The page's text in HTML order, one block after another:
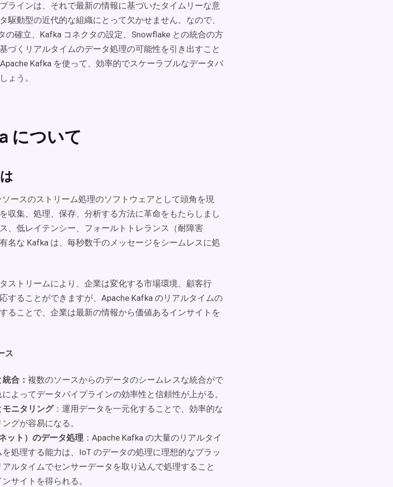
ラインは、それで最新の情報に基づいたタイムリーな意
駆動型の近代的な組織にとって欠かせません。なので、
の確立、Kafka コネクタの設定、Snowflake との統合の方
づくリアルタイムのデータ処理の可能性を引き出すこと
Kafka を使って、効率的でスケーラブルなデータパ
ょう。
について
ースのストリーム処理のソフトウェアとして頭角を現
収集、処理、保存、分析する方法に革命をもたらしまし
、低レイテンシー、フォールトトレランス（耐障害
名な Kafka は、毎秒数千のメッセージをシームレスに処
ストリームにより、企業は変化する市場環境、顧客行
することができますが、Apache Kafka のリアルタイムの
ることで、企業は最新の情報から価値あるインサイトを
ス
合： 複数のソースからのデータのシームレスな統合がで
よってデータパイプラインの効率性と信頼性が上がる。
モニタリング：運用データを一元化することで、効率的な
グが容易になる。
ット）のデータ処理 ：Apache Kafka の大量のリアルタイ
処理する能力は、IoT のデータの処理に理想的なプラッ
アルタイムでセンサーデータを取り込んで処理すること
サイトを得られる。